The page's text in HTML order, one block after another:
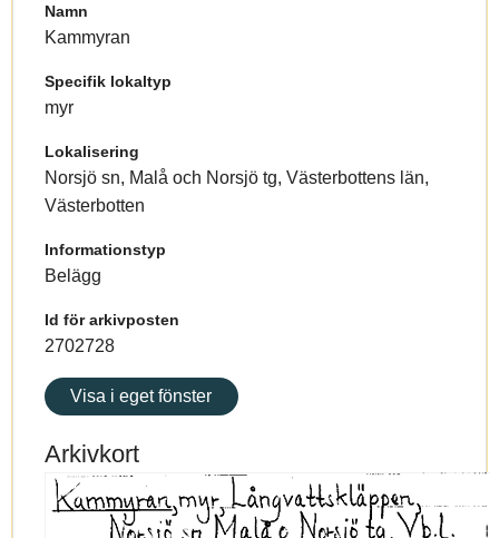
Namn
Kammyran
Specifik lokaltyp
myr
Lokalisering
Norsjö sn, Malå och Norsjö tg, Västerbottens län,
Västerbotten
Informationstyp
Belägg
Id för arkivposten
2702728
Visa i eget fönster
Arkivkort